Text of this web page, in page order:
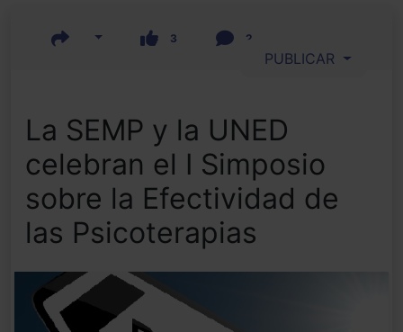
3 2
PUBLICAR
La SEMP y la UNED
celebran el I Simposio
sobre la Efectividad de
las Psicoterapias